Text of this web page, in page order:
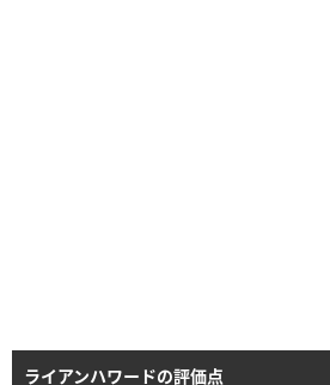
ライアンハワードの評価点